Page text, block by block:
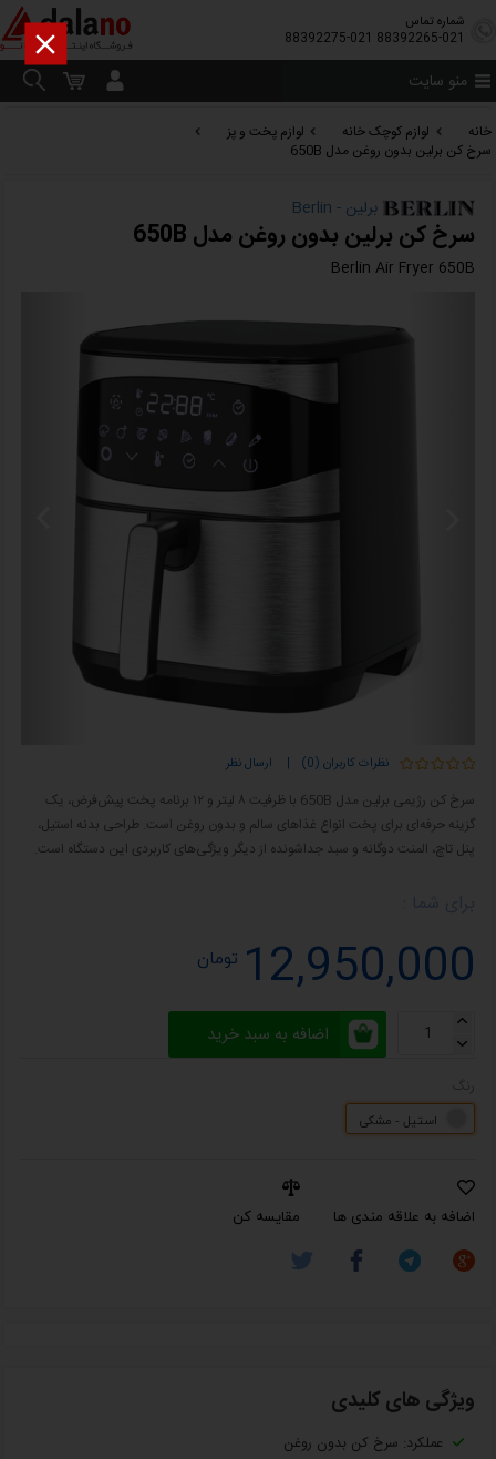
شماره تماس
88392265-021
88392275-021
منو سایت
خانه لوازم کوچک خانه
لوازم پخت و پز
سرخ کن برلین بدون روغن مدل 650B
برلین - Berlin
سرخ کن برلین بدون روغن مدل 650B
Berlin Air Fryer 650B
نظرات کاربران (0) | ارسال نظر
سرخ کن رژیمی برلین مدل 650B با ظرفیت ۸ لیتر و ۱۲ برنامه پخت پیش‌فرض، یک
گزینه حرفه‌ای برای پخت انواع غذاهای سالم و بدون روغن است. طراحی بدنه استیل،
پنل تاچ، المنت دوگانه و سبد جداشونده از دیگر ویژگی‌های کاربردی این دستگاه است.
12,950,000 تومان
اضافه به سبد خرید
استیل - مشکی
اضافه به علاقه مندی ها مقایسه کن
ویژگی های کلیدی
عملکرد: سرخ کن بدون روغن
